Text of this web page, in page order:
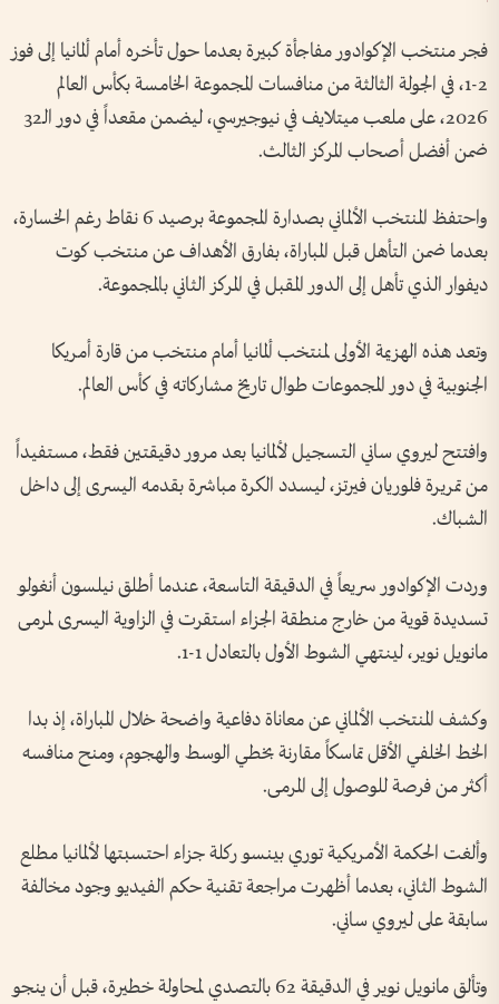
فجر منتخب الإكوادور مفاجأة كبيرة بعدما حول تأخره أمام ألمانيا إلى فوز
2-1، في الجولة الثالثة من منافسات المجموعة الخامسة بكأس العالم
2026، على ملعب ميتلايف في نيوجيرسي، ليضمن مقعداً في دور الـ32
ضمن أفضل أصحاب المركز الثالث.
واحتفظ المنتخب الألماني بصدارة المجموعة برصيد 6 نقاط رغم الخسارة،
بعدما ضمن التأهل قبل المباراة، بفارق الأهداف عن منتخب كوت
ديفوار الذي تأهل إلى الدور المقبل في المركز الثاني بالمجموعة.
وتعد هذه الهزيمة الأولى لمنتخب ألمانيا أمام منتخب من قارة أمريكا
الجنوبية في دور المجموعات طوال تاريخ مشاركاته في كأس العالم.
وافتتح ليروي ساني التسجيل لألمانيا بعد مرور دقيقتين فقط، مستفيداً
من تمريرة فلوريان فيرتز، ليسدد الكرة مباشرة بقدمه اليسرى إلى داخل
الشباك.
وردت الإكوادور سريعاً في الدقيقة التاسعة، عندما أطلق نيلسون أنغولو
تسديدة قوية من خارج منطقة الجزاء استقرت في الزاوية اليسرى لمرمى
مانويل نوير، لينتهي الشوط الأول بالتعادل 1-1.
وكشف المنتخب الألماني عن معاناة دفاعية واضحة خلال المباراة، إذ بدا
الخط الخلفي الأقل تماسكاً مقارنة بخطي الوسط والهجوم، ومنح منافسه
أكثر من فرصة للوصول إلى المرمى.
وألغت الحكمة الأمريكية توري بينسو ركلة جزاء احتسبتها لألمانيا مطلع
الشوط الثاني، بعدما أظهرت مراجعة تقنية حكم الفيديو وجود مخالفة
سابقة على ليروي ساني.
وتألق مانويل نوير في الدقيقة 62 بالتصدي لمحاولة خطيرة، قبل أن ينجو